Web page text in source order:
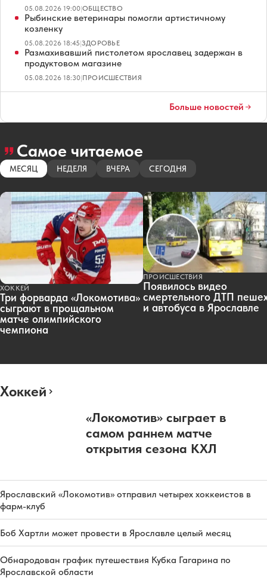
05.08.2026 19:00|ОБЩЕСТВО
Рыбинские ветеринары помогли артистичному
козленку
05.08.2026 18:45|ЗДОРОВЬЕ
Размахивавший пистолетом ярославец задержан в
продуктовом магазине
05.08.2026 18:30|ПРОИСШЕСТВИЯ
Больше новостей
Самое читаемое
МЕСЯЦ НЕДЕЛЯ ВЧЕРА СЕГОДНЯ
ХОККЕЙ
Три форварда «Локомотива»
сыграют в прощальном
матче олимпийского
чемпиона
ПРОИСШЕСТВИЯ
Появилось видео
смертельного ДТП
и автобуса в Ярославле
Хоккей
«Локомотив» сыграет в
самом раннем матче
открытия сезона КХЛ
Ярославский «Локомотив» отправил четырех хоккеистов в
фарм-клуб
Боб Хартли может провести в Ярославле целый месяц
Обнародован график путешествия Кубка Гагарина по
Ярославской области